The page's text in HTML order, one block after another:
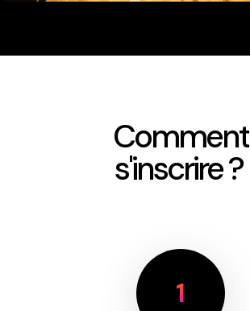
Comment
s'inscrire ?
1